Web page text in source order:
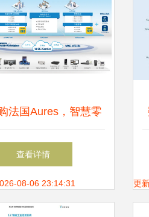
法国Aures，智慧零
扩张，全球物联网服
务深化布局
查看详情
08-06 23:14:31 更